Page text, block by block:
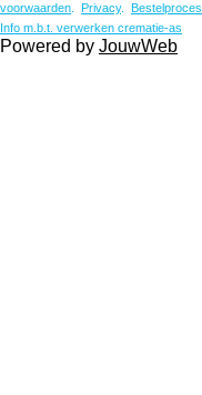
voorwaarden
Privacy. Bestelproces.
Info m.b.t. verwerken crematie-as
Powered by JouwWeb